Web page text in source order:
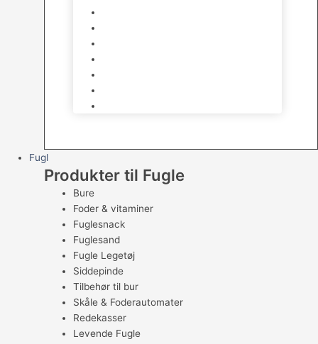
Fugl
Produkter til Fugle
Bure
Foder & vitaminer
Fuglesnack
Fuglesand
Fugle Legetøj
Siddepinde
Tilbehør til bur
Skåle & Foderautomater
Redekasser
Levende Fugle